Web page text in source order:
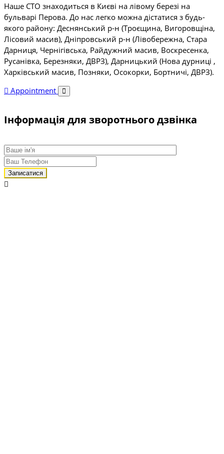
Наше СТО знаходиться в Києві на лівому березі на
бульварі Перова. До нас легко можна дістатися з будь-
якого району: Деснянський р-н (Троєщина, Вигоровщіна,
Лісовий масив), Дніпровський р-н (Лівобережна, Стара
Дарниця, Чернігівська, Райдужний масив, Воскресенка,
Русанівка, Березняки, ДВРЗ), Дарницький (Нова дурниці ,
Харківський масив, Позняки, Осокорки, Бортничі, ДВРЗ).
Appointment
Інформація для зворотнього дзвінка
Записатися